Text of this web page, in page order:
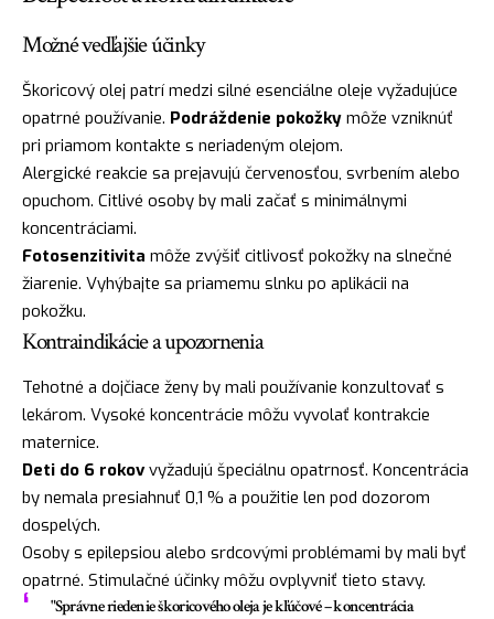
Možné vedľajšie účinky
Škoricový olej patrí medzi silné esenciálne oleje vyžadujúce
opatrné používanie. Podráždenie pokožky môže vzniknúť
pri priamom kontakte s neriadeným olejom.
Alergické reakcie sa prejavujú červenosťou, svrbením alebo
opuchom. Citlivé osoby by mali začať s minimálnymi
koncentráciami.
Fotosenzitivita môže zvýšiť citlivosť pokožky na slnečné
žiarenie. Vyhýbajte sa priamemu slnku po aplikácii na
pokožku.
Kontraindikácie a upozornenia
Tehotné a dojčiace ženy by mali používanie konzultovať s
lekárom. Vysoké koncentrácie môžu vyvolať kontrakcie
maternice.
Deti do 6 rokovvyžadujú špeciálnu opatrnosť. Koncentrácia
by nemala presiahnuť 0,1 % a použitie len pod dozorom
dospelých.
Osoby s epilepsiou alebo srdcovými problémami by mali byť
opatrné. Stimulačné účinky môžu ovplyvniť tieto stavy.
"Správne riedenie škoricového oleja je kľúčové – koncentrácia